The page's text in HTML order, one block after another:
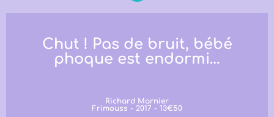
Chut ! Pas de bruit, bébé
phoque est endormi…
Richard Marnier
Frimouss - 2017 - 13€50